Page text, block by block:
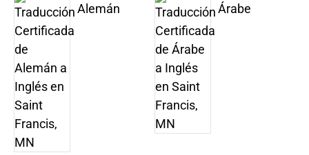
Alemán Árabe